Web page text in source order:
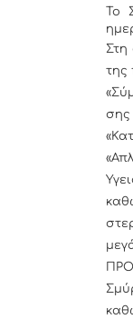
Το
Στη
της